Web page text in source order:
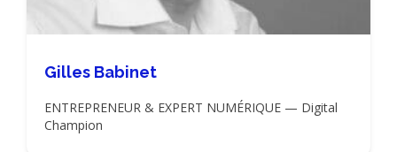
Gilles Babinet
ENTREPRENEUR & EXPERT NUMÉRIQUE — Digital
Champion